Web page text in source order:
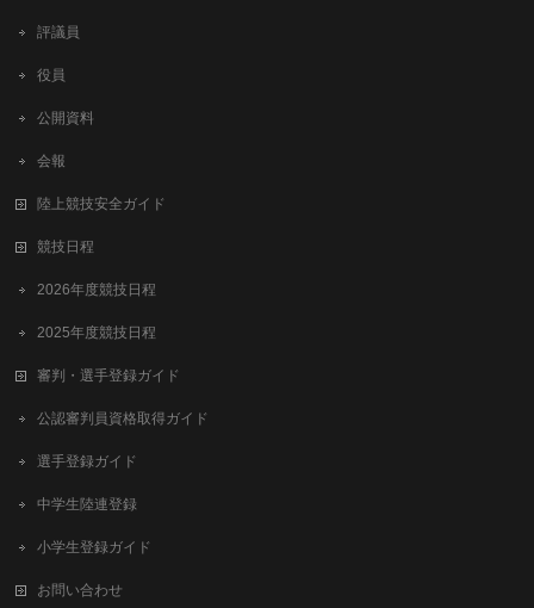
評議員
役員
公開資料
会報
陸上競技安全ガイド
競技日程
2026年度競技日程
2025年度競技日程
審判・選手登録ガイド
公認審判員資格取得ガイド
選手登録ガイド
中学生陸連登録
小学生登録ガイド
お問い合わせ